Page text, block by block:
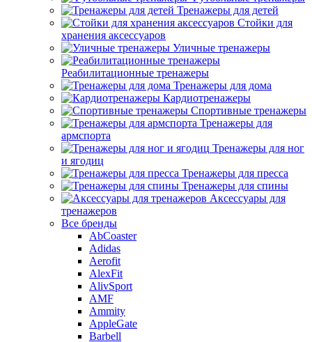
Тренажеры для детей
Стойки для
хранения аксессуаров
Уличные тренажеры
Реабилитационные тренажеры
Тренажеры для дома
Кардиотренажеры
Спортивные тренажеры
Тренажеры для
армспорта
Тренажеры для ног
и ягодиц
Тренажеры для пресса
Тренажеры для спины
Аксессуары для
тренажеров
Все бренды
AbCoaster
Adidas
Aerofit
AlexFit
AlivSport
AMF
Ammity
AppleGate
Barbell